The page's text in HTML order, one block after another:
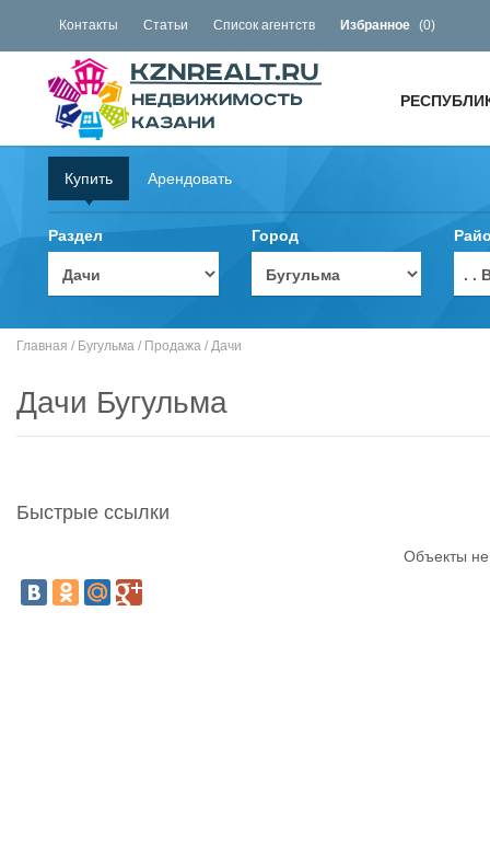
Контакты Статьи Список агентств Избранное (0)
Купить Арендовать
Раздел Город
. .
Главная / Бугульма / Продажа / Дачи
Дачи Бугульма
Быстрые ссылки
Объекты